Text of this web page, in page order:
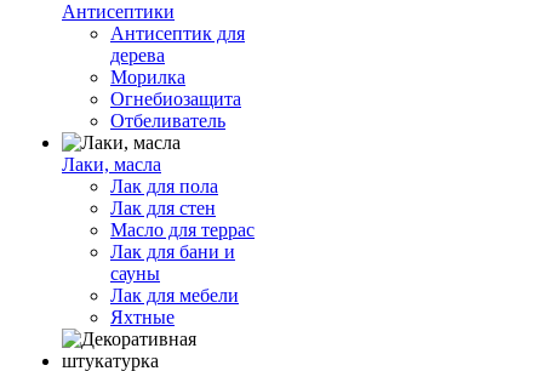
Антисептики
Антисептик для
дерева
Морилка
Огнебиозащита
Отбеливатель
Лаки, масла
Лак для пола
Лак для стен
Масло для террас
Лак для бани и
сауны
Лак для мебели
Яхтные